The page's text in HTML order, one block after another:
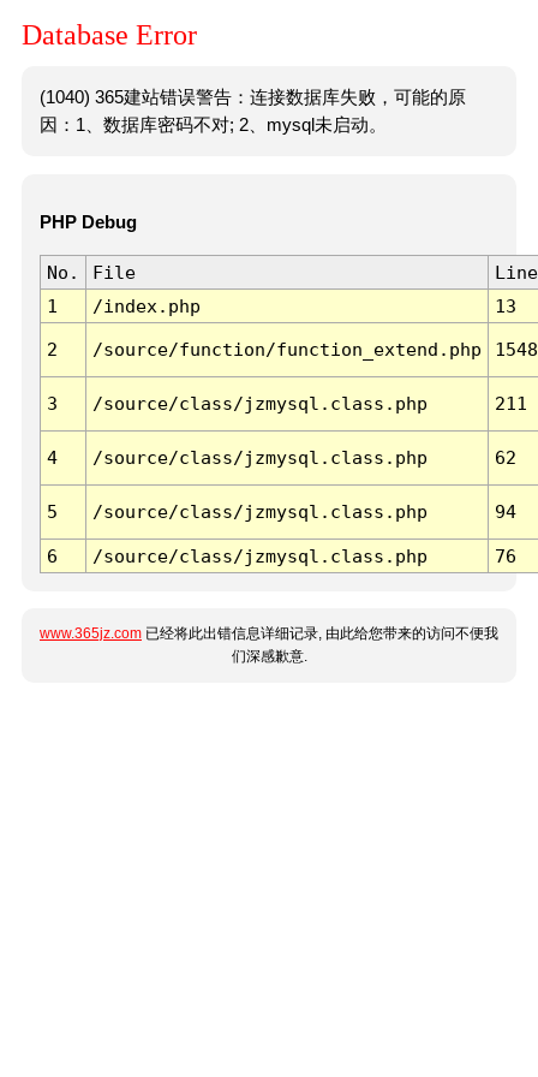
Database Error
(1040) 365建站错误警告：连接数据库失败，可能的原
因：1、数据库密码不对; 2、mysql未启动。
PHP Debug
No. File
Line
1
/index.php 13
2 /source/function/function_extend.php 1548
3 /source/class/jzmysql.class.php 211
4 /source/class/jzmysql.class.php 62
5 /source/class/jzmysql.class.php 94
6 /source/class/jzmysql.class.php 76
www.365jz.com 已经将此出错信息详细记录, 由此给您带来的访问不便我
们深感歉意.